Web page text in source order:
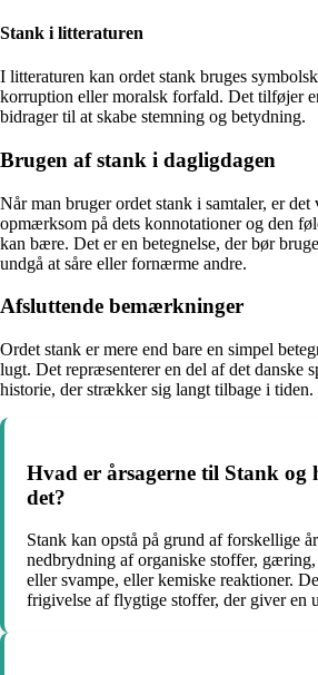
Stank i litteraturen
I litteraturen kan ordet stank bruges
korruption eller moralsk forfald. Det tilføjer
bidrager til at skabe stemning og betydning.
Brugen af stank i dagligdagen
Når man bruger ordet stank i samtaler, er
opmærksom på dets konnotationer og den
kan bære. Det er en betegnelse, der bør
undgå at såre eller fornærme andre.
Afsluttende bemærkninger
Ordet stank er mere end bare en simpel
lugt. Det repræsenterer en del af det danske
historie, der strækker sig langt tilbage i tiden.
Hvad er årsagerne til Stank og
det?
Stank kan opstå på grund af forskellige
nedbrydning af organiske stoffer,
eller svampe, eller kemiske reaktioner.
frigivelse af flygtige stoffer, der giver en